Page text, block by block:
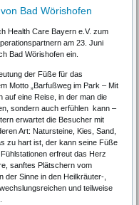
Bad Wörishofen
Health Care Bayern e.V. zum
am 23. Juni
Bad Wörishofen ein.
der Füße für das
Motto „Barfußweg im Park – Mit
auf eine Reise, in der man die
sondern auch erfühlen kann –
erwartet die Besucher mit
Art: Natursteine, Kies, Sand,
zu hart ist, der kann seine Füße
erfreut das Herz
sanftes Plätschern vom
der Sinne in den Heilkräuter-,
und teilweise